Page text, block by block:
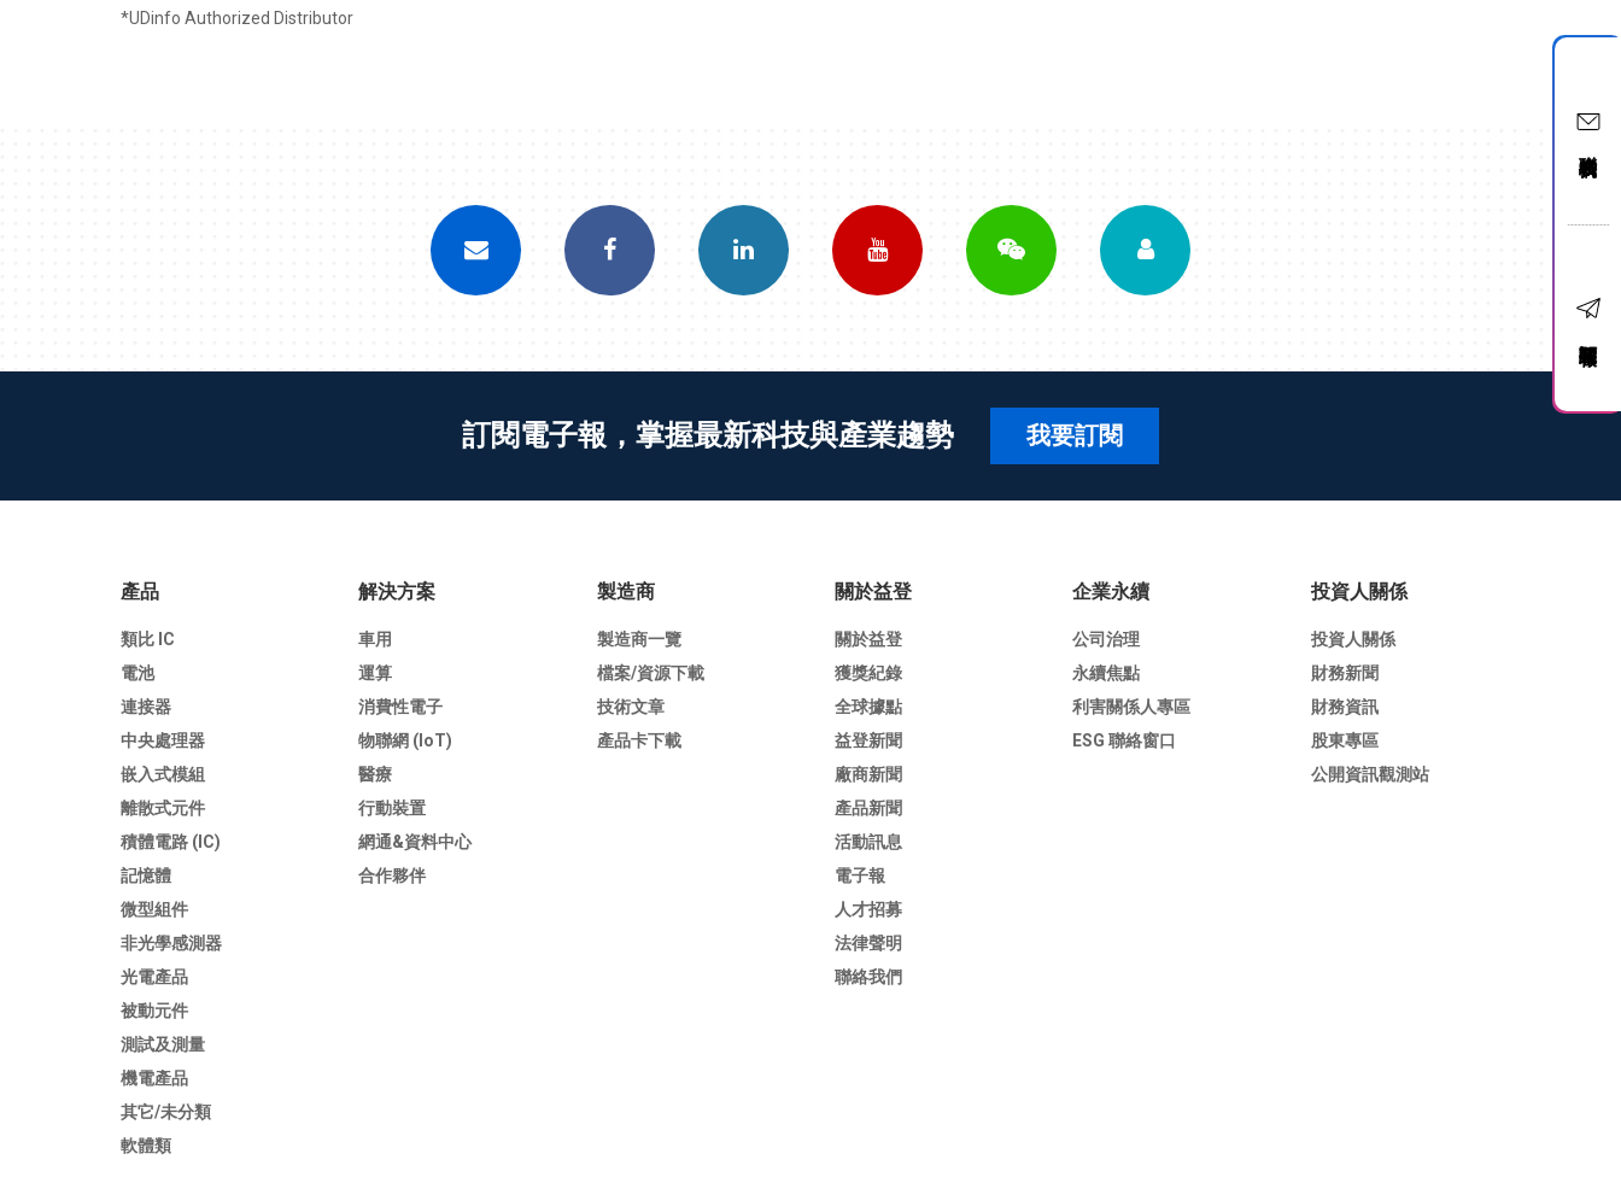
*UDinfo Authorized Distributor
訂閱電子報，掌握最新科技與產業趨勢 我要訂閱
產品
類比 IC
電池
連接器
中央處理器
嵌入式模組
離散式元件
積體電路 (IC)
記憶體
微型組件
非光學感測器
光電產品
被動元件
測試及測量
機電產品
其它/未分類
軟體類
解決方案
車用
運算
消費性電子
物聯網 (IoT)
醫療
行動裝置
網通&資料中心
合作夥伴
製造商
製造商一覽
檔案/資源下載
技術文章
產品卡下載
關於益登
關於益登
獲獎紀錄
全球據點
益登新聞
廠商新聞
產品新聞
活動訊息
電子報
人才招募
法律聲明
聯絡我們
企業永續
公司治理
永續焦點
利害關係人專區
ESG 聯絡窗口
投資人關係
投資人關係
財務新聞
財務資訊
股東專區
公開資訊觀測站